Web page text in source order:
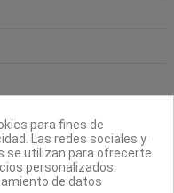
para fines de
Las redes sociales y
se utilizan para ofrecerte
personalizados.
de datos